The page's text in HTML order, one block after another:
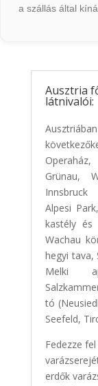
a szállás által
Ausztria
látnivalói:
Grünau,
Alpesi
kastély és
Wachau
hegyi tava,
Melki
tó
Seefeld,
Fedezze
erdők